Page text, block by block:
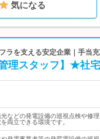
気になる
ラを支える安定企業｜手当
理スタッフ】★社
などの発電設備の巡視点検や修
両立できる環境です。